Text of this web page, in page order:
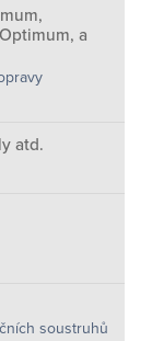
a
atd.
soustruhů